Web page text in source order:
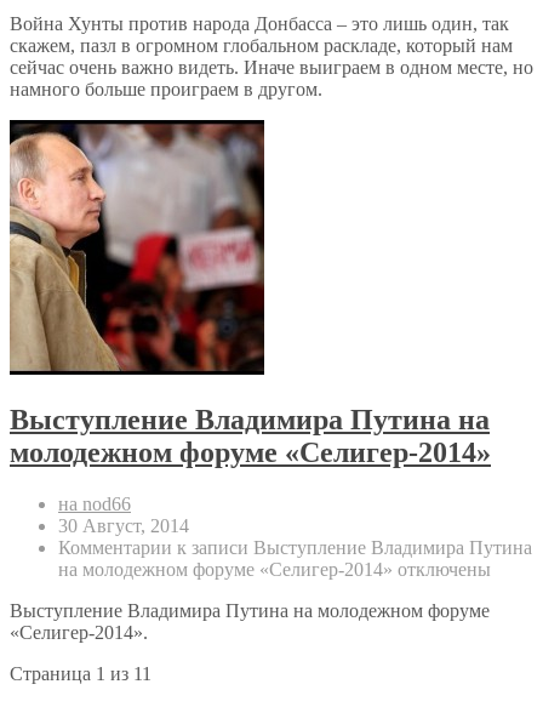
Война Хунты против народа Донбасса – это лишь один, так
скажем, пазл в огромном глобальном раскладе, который нам
сейчас очень важно видеть. Иначе выиграем в одном месте, но
намного больше проиграем в другом.
Выступление Владимира Путина на
молодежном форуме «Селигер-2014»
на nod66
30 Август, 2014
Комментарии к записи Выступление Владимира Путина
на молодежном форуме «Селигер-2014» отключены
Выступление Владимира Путина на молодежном форуме
«Селигер-2014».
Страница 1 из 11